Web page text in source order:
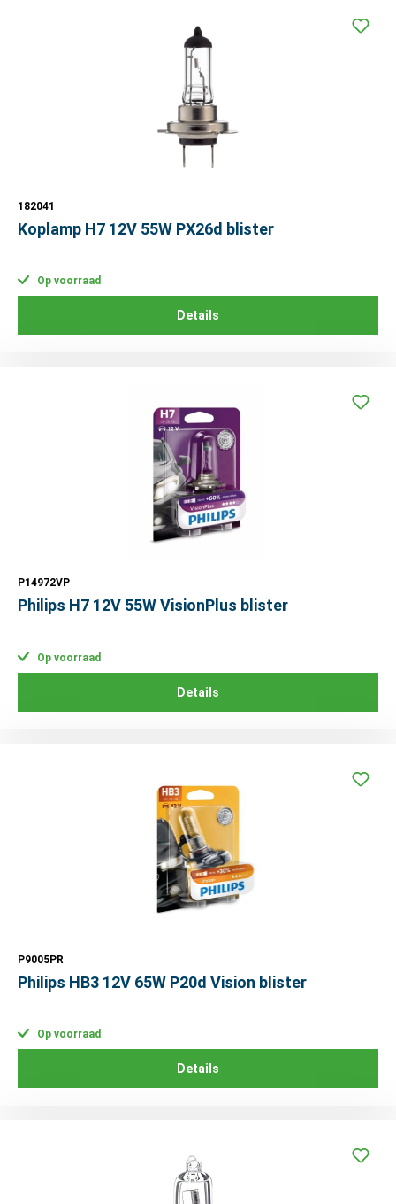
182041
Koplamp H7 12V 55W PX26d blister
Op voorraad
Details
P14972VP
Philips H7 12V 55W VisionPlus blister
Op voorraad
Details
P9005PR
Philips HB3 12V 65W P20d Vision blister
Op voorraad
Details